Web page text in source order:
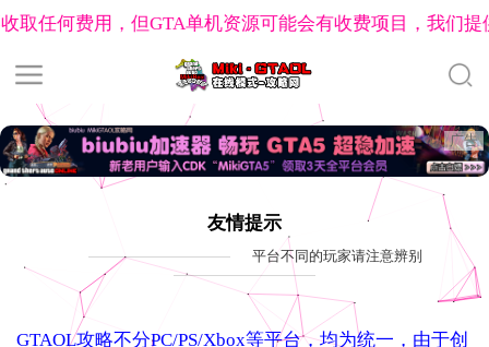
取任何费用，但GTA单机资源可能会有收费项目，我们
GTAOL捏脸数据工具 GTA洛圣都兴趣
末日豪劫任务 合约系列任务 公寓
帮会自定义徽章制作 佩里科岛分红查询 公寓任务分红查
广告
友情提示
平台不同的玩家请注意辨别
GTAOL攻略不分PC/PS/Xbox等平台，均为统一，由于创